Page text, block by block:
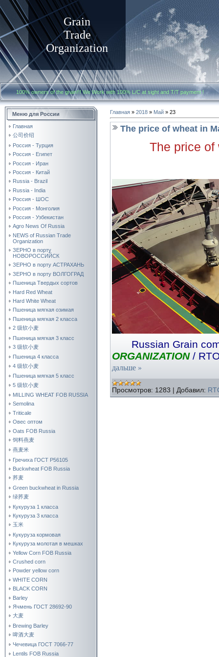
Grain
Trade
Organization
100% owners of the grain!!! We Work with100% L/C at sight and T/T payment
Меню для России
Главная
公司价绍
Россия - Турция
Россия - Египет
Россия - Иран
Россия - Китай
Russia - Brazil
Russia - India
Россия - ШОС
Россия - Монголия
Россия - Узбекистан
Agro News Of Russia
NEWS of Russian Trade
Organization
ЗЕРНО в порту
НОВОРОССИЙСК
ЗЕРНО в порту АСТРАХАНЬ
ЗЕРНО в порту ВОЛГОГРАД
Пшеница Твердых сортов
Hard Red Wheat
Hard White Wheat
Пшеница мягкая озимая
Пшеница мягкая 2 класса
2 级软小麦
Пшеница мягкая 3 класс
3 级软小麦
Пшеница 4 класса
4 级软小麦
Пшеница мягкая 5 класс
5 级软小麦
MILLING WHEAT FOB RUSSIA
Semolina
Triticale
Овес оптом
Oats FOB Russia
饲料燕麦
燕麦米
Гречиха ГОСТ Р56105
Buckwheat FOB Russia
荞麦
Green buckwheat in Russia
绿荞麦
Кукуруза 1 класса
Кукуруза 3 класса
玉米
Кукуруза кормовая
Кукуруза молотая в мешках
Yellow Corn FOB Russia
Crushed corn
Powder yellow corn
WHITE CORN
BLACK CORN
Barley
Ячмень ГОСТ 28692-90
大麦
Brewing Barley
啤酒大麦
Чечевица ГОСТ 7066-77
Lentils FOB Russia
Главная » 2018 » Май » 23
The price of wheat in
The price of
Russian Grain
ORGANIZATION/
дальше »
Просмотров: 1283 | Добавил: